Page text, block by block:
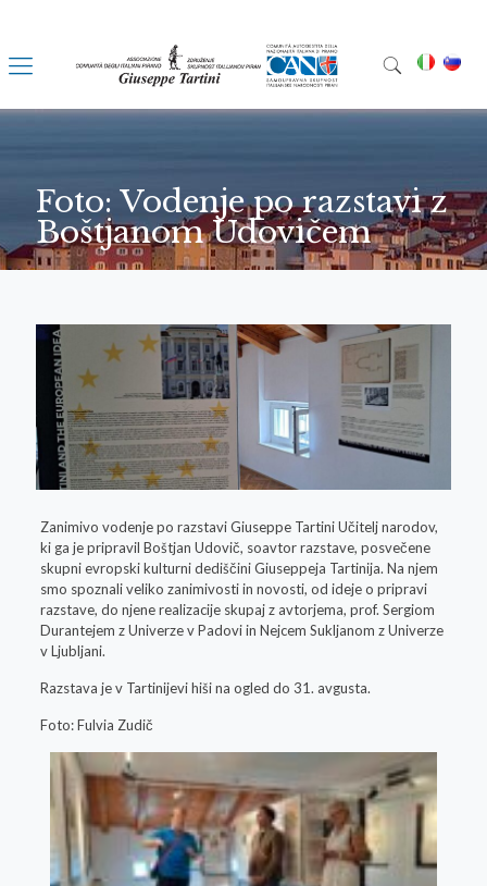
Foto: Vodenje po razstavi z
Boštjanom Udovičem
Zanimivo vodenje po razstavi Giuseppe Tartini Učitelj narodov,
ki ga je pripravil Boštjan Udovič, soavtor razstave, posvečene
skupni evropski kulturni dediščini Giuseppeja Tartinija. Na njem
smo spoznali veliko zanimivosti in novosti, od ideje o pripravi
razstave, do njene realizacije skupaj z avtorjema, prof. Sergiom
Durantejem z Univerze v Padovi in ​​Nejcem Sukljanom z Univerze
v Ljubljani.
Razstava je v Tartinijevi hiši na ogled do 31. avgusta.
Foto: Fulvia Zudič